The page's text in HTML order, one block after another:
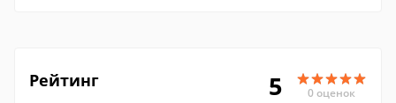
Рейтинг 5 0 оценок